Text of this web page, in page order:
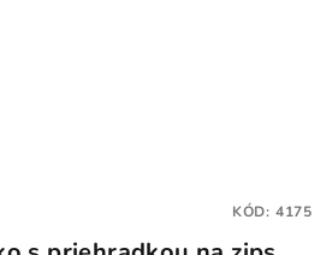
KÓD: 4175